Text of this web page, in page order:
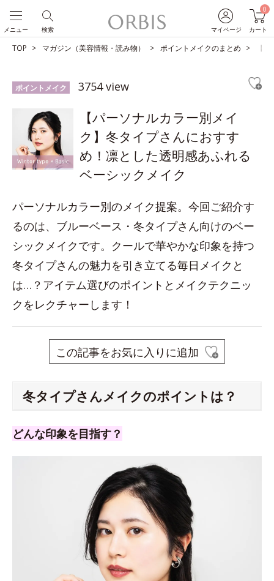
マイページ
0
カート
検索
メニュー
TOP マガジン（美容情報・読み物） ポイントメイクのまとめ 【
ポイントメイク 3754 view
【パーソナルカラー別メイ
ク】冬タイプさんにおすす
め！凛とした透明感あふれる
ベーシックメイク
パーソナルカラー別のメイク提案。今回ご紹介す
るのは、ブルーベース・冬タイプさん向けのベー
シックメイクです。クールで華やかな印象を持つ
冬タイプさんの魅力を引き立てる毎日メイクと
は…？アイテム選びのポイントとメイクテクニッ
クをレクチャーします！
この記事をお気に入りに追加
冬タイプさんメイクのポイントは？
どんな印象を目指す？